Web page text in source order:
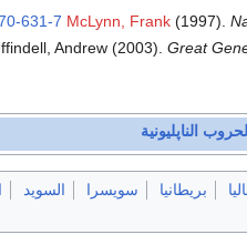
McLynn, Frank(1997).
631-7
Andrew (2003). Great
الحروب الناپليونية
بريطانيا سويسرا السويد